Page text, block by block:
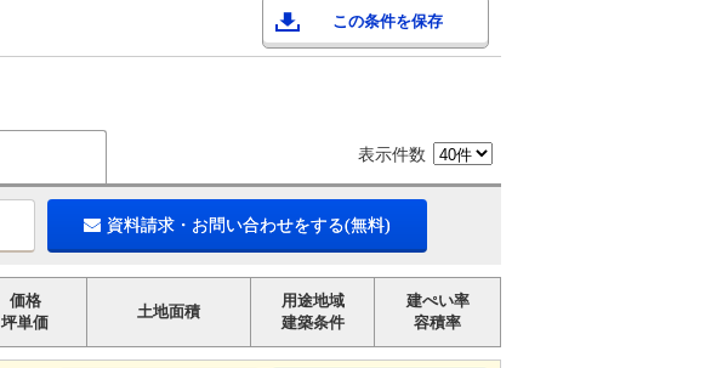
この条件を保存
表示件数
資料請求・お問い合わせをする(無料)
価格
坪単価
土地面積
用途地域
建築条件
建ぺい率
容積率